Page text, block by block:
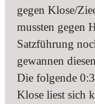
gegen Klose/
mussten gegen
Satzführung
gewannen
Die folgende
Klose liest sich